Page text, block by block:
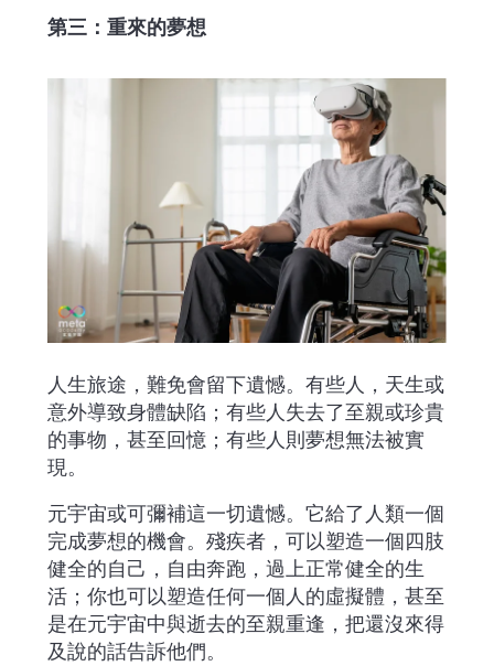
第三：重來的夢想
人生旅途，難免會留下遺憾。有些人，天生或
意外導致身體缺陷；有些人失去了至親或珍貴
的事物，甚至回憶；有些人則夢想無法被實
現。
元宇宙或可彌補這一切遺憾。它給了人類一個
完成夢想的機會。殘疾者，可以塑造一個四肢
健全的自己，自由奔跑，過上正常健全的生
活；你也可以塑造任何一個人的虛擬體，甚至
是在元宇宙中與逝去的至親重逢，把還沒來得
及說的話告訴他們。